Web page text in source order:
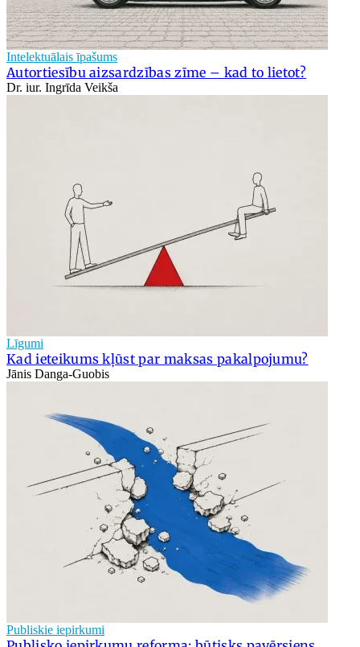
Intelektuālais īpašums
Autortiesību aizsardzības zīme – kad to lietot?
Dr. iur. Ingrīda Veikša
Līgumi
Kad ieteikums kļūst par maksas pakalpojumu?
Jānis Danga-Guobis
Publiskie iepirkumi